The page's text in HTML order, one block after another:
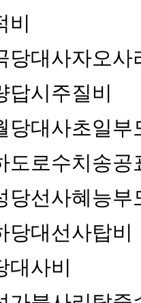
비
당대사자오사
답시주질비
당대사초일부
도로수치송공
당선사혜능부
당대선사탑비
대사비